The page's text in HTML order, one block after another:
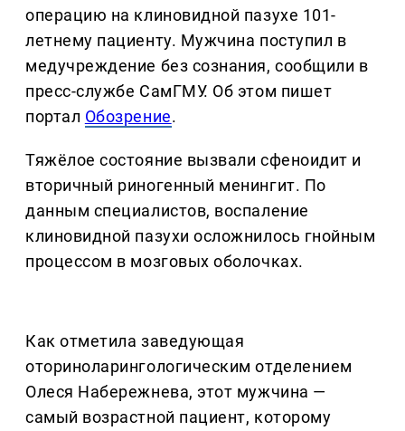
операцию на клиновидной пазухе 101-
летнему пациенту. Мужчина поступил в
медучреждение без сознания, сообщили в
пресс-службе СамГМУ. Об этом пишет
портал Обозрение.
Тяжёлое состояние вызвали сфеноидит и
вторичный риногенный менингит. По
данным специалистов, воспаление
клиновидной пазухи осложнилось гнойным
процессом в мозговых оболочках.
Как отметила заведующая
оториноларингологическим отделением
Олеся Набережнева, этот мужчина —
самый возрастной пациент, которому